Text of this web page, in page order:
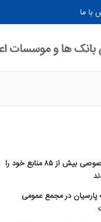
با ما
بانک‌های خصوصی بیش از ۸۵ منابع خود را
پارسیان در مجمع عمومی